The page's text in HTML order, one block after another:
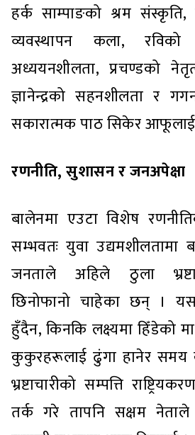
हर्क साम्पाङको श्रम
व्यवस्थापन कला,
अध्ययनशीलता, प्रचण्डको
ज्ञानेन्द्रको सहनशीलता र
सकारात्मक पाठ सिकेर आफूलाई
रणनीति, सुशासन र जनअपेक्षा
बालेनमा एउटा विशेष
सम्भवतः युवा उद्यमशीलतामा
जनताले अहिले ठुला
छिनोफानो चाहेका छन् ।
हुँदैन, किनकि लक्ष्यमा हिँडेको
कुकुरहरूलाई ढुंगा हानेर
भ्रष्टाचारीको सम्पत्ति
तर्क गरे तापनि सक्षम नेताले